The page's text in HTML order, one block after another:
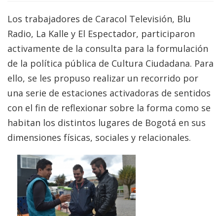
Los trabajadores de Caracol Televisión, Blu
Radio, La Kalle y El Espectador, participaron
activamente de la consulta para la formulación
de la política pública de Cultura Ciudadana. Para
ello, se les propuso realizar un recorrido por
una serie de estaciones activadoras de sentidos
con el fin de reflexionar sobre la forma como se
habitan los distintos lugares de Bogotá en sus
dimensiones físicas, sociales y relacionales.